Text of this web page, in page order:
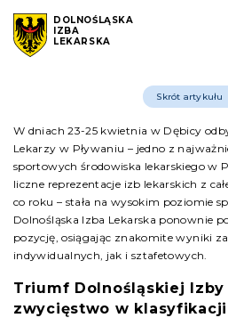
DOLNOŚLĄSKA
IZBA
LEKARSKA
Skrót artykułu
W dniach 23-25 kwietnia w Dębicy
Lekarzy w Pływaniu – jedno z
sportowych środowiska lekarskiego w
liczne reprezentacje izb lekarskich z
co roku – stała na wysokim poziomie
Dolnośląska Izba Lekarska ponownie
pozycję, osiągając znakomite wyniki
indywidualnych, jak i sztafetowych.
Triumf Dolnośląskiej Izby
zwycięstwo w